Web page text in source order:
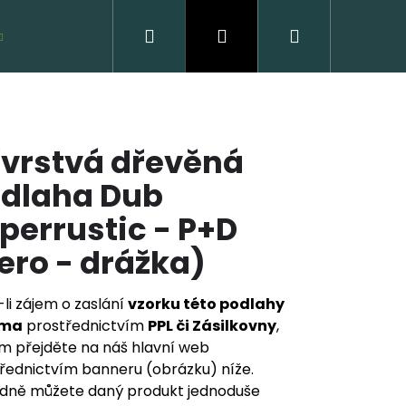
VZORKY ZDARMA Přihlášení
dřevěná
Dub
- P+D
- drážka)
zájem o zaslánívzorku této podlahy
prostřednictvím PPL či Zásilkovny,
přejděte na náš hlavní web
banneru (obrázku) níže.
můžete daný produkt jednoduše
PODLAHA DUB